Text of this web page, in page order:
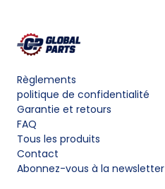
Règlements
politique de confidentialité
Garantie et retours
FAQ
Tous les produits
Contact
Abonnez-vous à la newsletter